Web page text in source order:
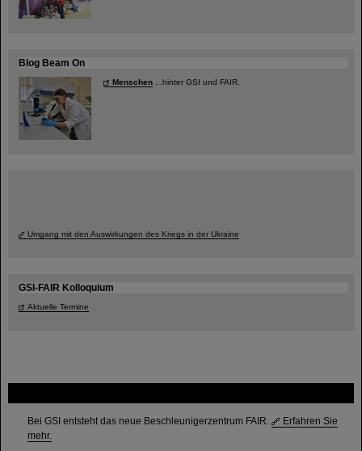
Bei GSI entsteht das neue Beschleunigerzentrum FAIR.
Erfahren Sie
mehr.
Blog Beam On
Menschen ...hinter GSI und FAIR.
Umgang mit den Auswirkungen des Kriegs in der Ukraine
GSI-FAIR Kolloquium
Aktuelle Termine